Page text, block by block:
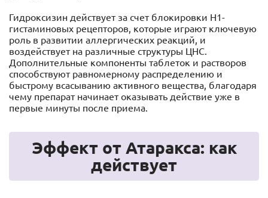
Гидроксизин действует за счет блокировки H1-
гистаминовых рецепторов, которые играют ключевую
роль в развитии аллергических реакций, и
воздействует на различные структуры ЦНС.
Дополнительные компоненты таблеток и растворов
способствуют равномерному распределению и
быстрому всасыванию активного вещества, благодаря
чему препарат начинает оказывать действие уже в
первые минуты после приема.
Эффект от Атаракса: как
действует